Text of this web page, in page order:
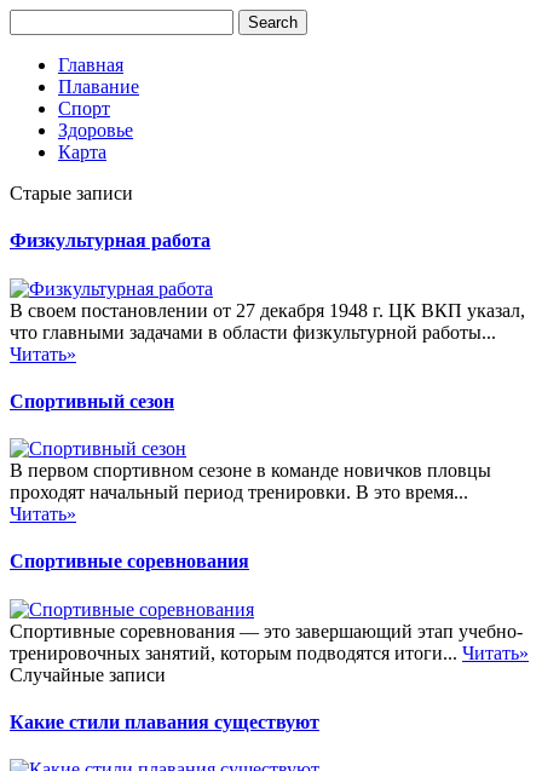
Главная
Плавание
Спорт
Здоровье
Карта
Старые записи
Физкультурная работа
В своем постановлении от 27 декабря 1948 г. ЦК ВКП указал,
что главными задачами в области физкультурной работы...
Читать»
Спортивный сезон
В первом спортивном сезоне в команде новичков пловцы
проходят начальный период тренировки. В это время...
Читать»
Спортивные соревнования
Спортивные соревнования — это завершающий этап учебно-
тренировочных занятий, которым подводятся итоги... Читать»
Случайные записи
Какие стили плавания существуют